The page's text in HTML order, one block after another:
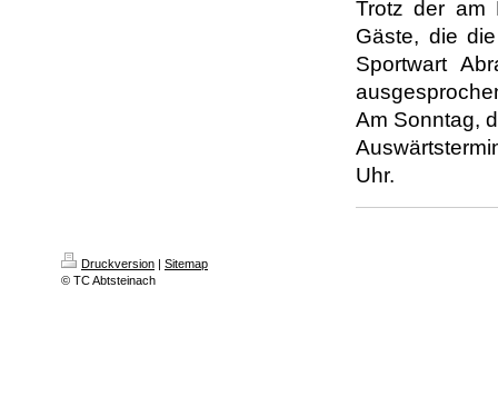
Trotz der am
Gäste, die
Sportwart
Am Sonntag,
Uhr.
Druckversion | Sitemap
© TC Abtsteinach